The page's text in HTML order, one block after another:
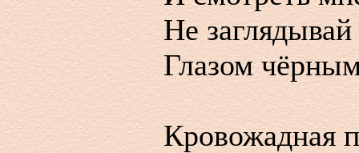
Не
Глазом
Кровожадная